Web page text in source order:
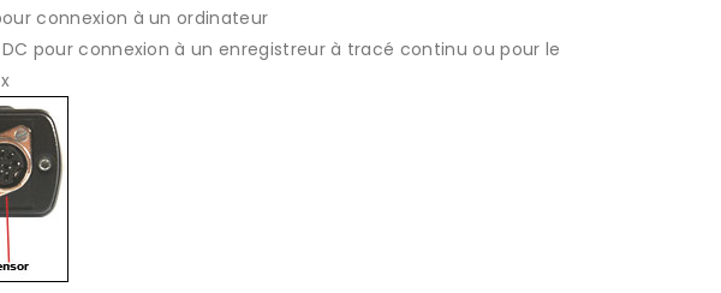
connexion à un ordinateur
pour connexion à un enregistreur à tracé continu ou pour le